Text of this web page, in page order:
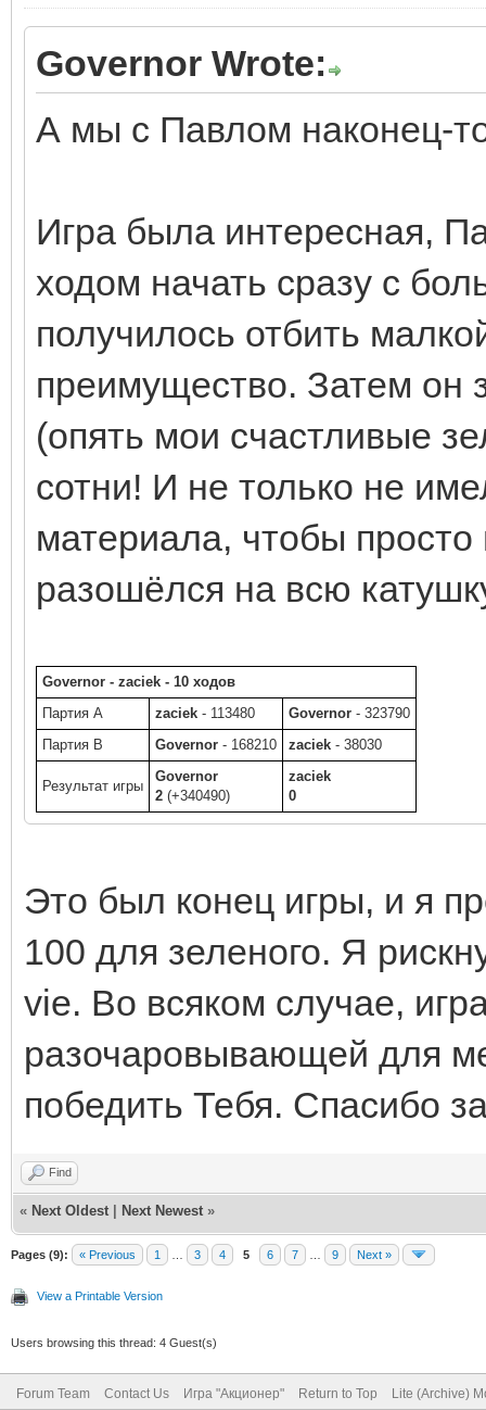
Governor Wrote:
А мы с Павлом наконец-
Игра была интересная,
ходом начать сразу с
получилось отбить
преимущество. Затем он
(опять мои счастливые
сотни! И не только не
материала, чтобы просто
разошёлся на всю
Governor - zaciek - 10 ходов
Партия A
zaciek - 113480 Governor - 323790
Партия B
Governor - 168210 zaciek - 38030
Результат игры
Governor
2 (+340490)
zaciek
0
Это был конец игры, и я
100 для зеленого. Я
vie. Во всяком случае,
разочаровывающей для
победить Тебя. Спасибо
Find
« Next Oldest Next Newest »
Pages (9): « Previous 1 3 4 5 6 7 9 Next »
View a Printable Version
Users browsing this thread: 4 Guest(s)
Forum Team Contact Us Игра "Акционер" Return to Top Lite (Archive)